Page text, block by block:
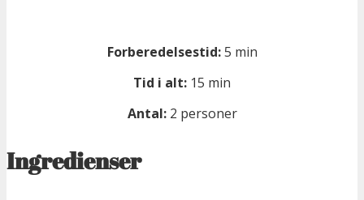
Forberedelsestid:5 min
Tid i alt: 15 min
Antal:2 personer
Ingredienser